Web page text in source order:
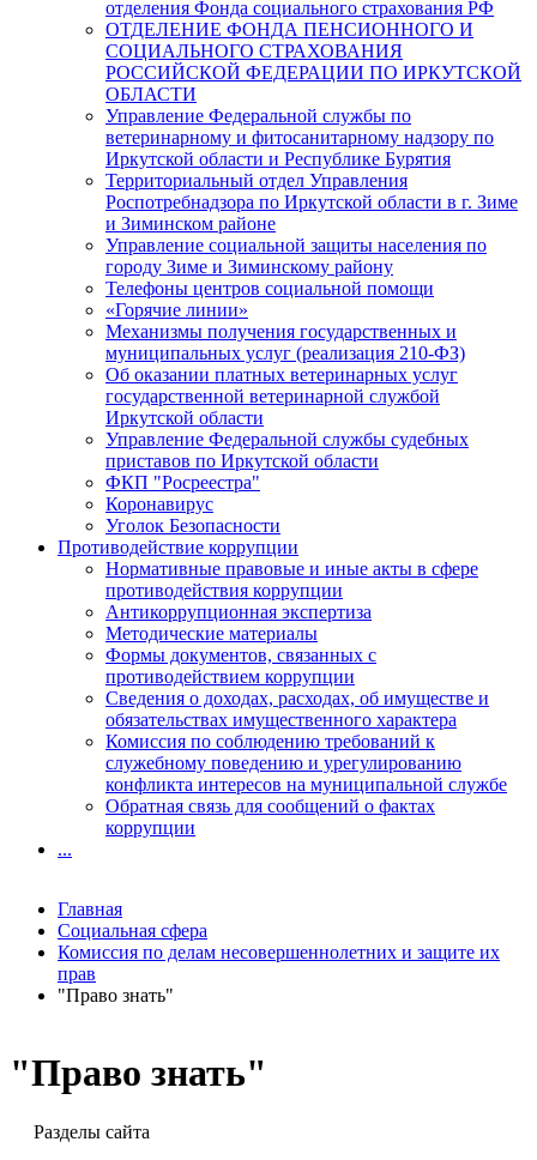
"Право знать"
Разделы сайта
отделения Фонда социального страхования РФ
ОТДЕЛЕНИЕ ФОНДА ПЕНСИОННОГО И
СОЦИАЛЬНОГО СТРАХОВАНИЯ
РОССИЙСКОЙ ФЕДЕРАЦИИ ПО ИРКУТСКОЙ
ОБЛАСТИ
Управление Федеральной службы по
ветеринарному и фитосанитарному надзору по
Иркутской области и Республике Бурятия
Территориальный отдел Управления
Роспотребнадзора по Иркутской области в г. Зиме
и Зиминском районе
Управление социальной защиты населения по
городу Зиме и Зиминскому району
Телефоны центров социальной помощи
«Горячие линии»
Механизмы получения государственных и
муниципальных услуг (реализация 210-ФЗ)
Об оказании платных ветеринарных услуг
государственной ветеринарной службой
Иркутской области
Управление Федеральной службы судебных
приставов по Иркутской области
ФКП "Росреестра"
Коронавирус
Уголок Безопасности
Противодействие коррупции
Нормативные правовые и иные акты в сфере
противодействия коррупции
Антикоррупционная экспертиза
Методические материалы
Формы документов, связанных с
противодействием коррупции
Сведения о доходах, расходах, об имуществе и
обязательствах имущественного характера
Комиссия по соблюдению требований к
служебному поведению и урегулированию
конфликта интересов на муниципальной службе
Обратная связь для сообщений о фактах
коррупции
...
Главная
Социальная сфера
Комиссия по делам несовершеннолетних и защите их
прав
"Право знать"